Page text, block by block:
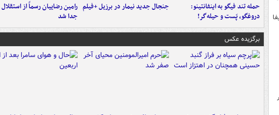
حمله تند فیگو به اینفانتینو:
دروغگو، پَست‌ و حیله‌گر!
جنجال جدید نیمار در برزیل +فیلم رامین رضاییان رسماً از استقلال
جدا شد
برگزیده عکس